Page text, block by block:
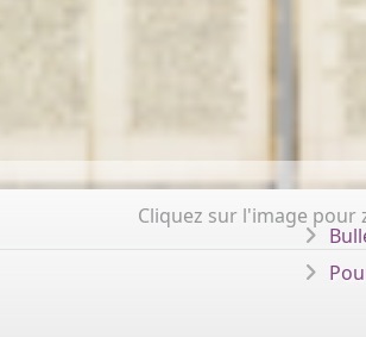
Cliquez sur l'image pour